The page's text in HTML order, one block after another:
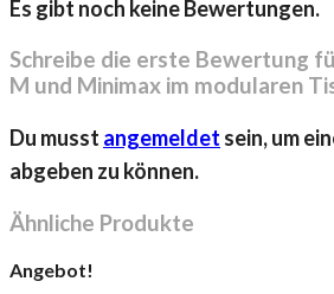
Es gibt noch keine Bewertungen.
Schreibe die erste Bewertung
M und Minimax im modularen
Du musst angemeldet sein, um
abgeben zu können.
Ähnliche Produkte
Angebot!